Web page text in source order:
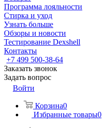
Программа лояльности
Стирка и уход
Узнать больше
Обзоры и новости
Тестирование Dexshell
Контакты
+7 499 500-38-64
Заказать звонок
Задать вопрос
Войти
Корзина0
Избранные товары0